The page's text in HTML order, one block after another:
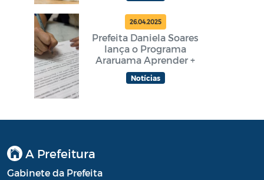
26.04.2025
Prefeita Daniela Soares
lança o Programa
Araruama Aprender +
Notícias
A Prefeitura
Gabinete da Prefeita